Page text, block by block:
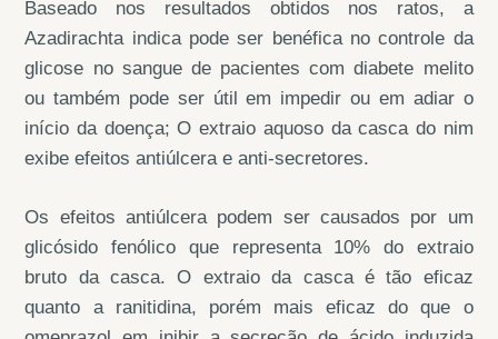
Baseado nos resultados obtidos nos ratos, a
Azadirachta indica pode ser benéfica no controle da
glicose no sangue de pacientes com diabete melito
ou também pode ser útil em impedir ou em adiar o
início da doença; O extraio aquoso da casca do nim
exibe efeitos antiúlcera e anti-secretores.
Os efeitos antiúlcera podem ser causados por um
glicósido fenólico que representa 10% do extraio
bruto da casca. O extraio da casca é tão eficaz
quanto a ranitidina, porém mais eficaz do que o